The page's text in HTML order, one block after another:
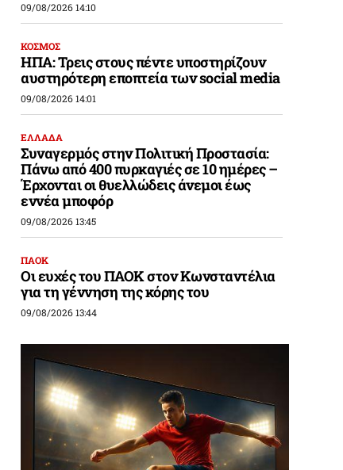
09/08/2026 14:10
ΚΟΣΜΟΣ
ΗΠΑ: Τρεις στους πέντε υποστηρίζουν
αυστηρότερη εποπτεία των social media
09/08/2026 14:01
ΕΛΛΑΔΑ
Συναγερμός στην Πολιτική Προστασία:
Πάνω από 400 πυρκαγιές σε 10 ημέρες –
Έρχονται οι θυελλώδεις άνεμοι έως
εννέα μποφόρ
09/08/2026 13:45
ΠΑΟΚ
Οι ευχές του ΠΑΟΚ στον Κωνσταντέλια
για τη γέννηση της κόρης του
09/08/2026 13:44